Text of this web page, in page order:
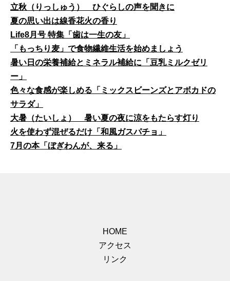
立秋（りっしゅう） ひぐらしの声を聞きに
夏の思い出は線香花火の香り
Life8月号 特集「歯は一生の友」
「もっちり麦」で食物繊維生活を始めましょう
暑い日の栄養補給とミネラル補給に「豆乳ミルクゼリ
ー」
色々な食感が楽しめる「ミックスビーンズとアボカドの
サラダ」
大暑（たいしょ） 暑い夏の夜に涼をもたらす灯り
火を使わず混ぜるだけ「和風ガスパチョ」
7月の本「ぼぎわんが、来る」
HOME
アクセス
リンク